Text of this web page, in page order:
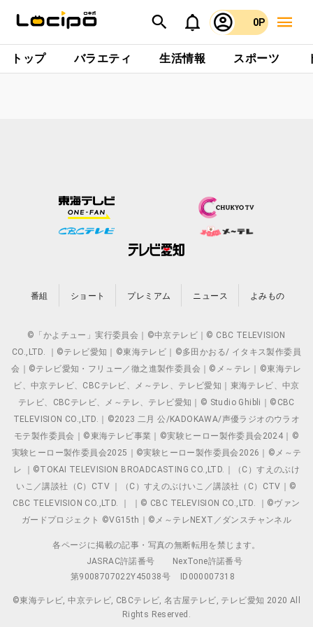
0P
トップ バラエティ 生活情報 スポーツ
番組 ショート プレミアム ニュース よみもの
©「かよチュー」実行委員会｜©中京テレビ｜© CBC TELEVISION
CO.,LTD. ｜©テレビ愛知｜©東海テレビ｜©多田かおる/ イタキス製作委員
会｜©テレビ愛知・フリュー／徹之進製作委員会｜©メ～テレ｜©東海テレ
ビ、中京テレビ、CBCテレビ、メ～テレ、テレビ愛知｜東海テレビ、中京
テレビ、CBCテレビ、メ～テレ、テレビ愛知｜© Studio Ghibli｜©CBC
TELEVISION CO.,LTD.｜©2023 二月 公/KADOKAWA/声優ラジオのウラオ
モテ製作委員会｜©東海テレビ事業｜©実験ヒーロー製作委員会2024｜©
実験ヒーロー製作委員会2025｜©実験ヒーロー製作委員会2026｜©メ～テ
レ ｜©TOKAI TELEVISION BROADCASTING CO.,LTD.｜（C）すえのぶけ
いこ／講談社（C）CTV ｜（C）すえのぶけいこ／講談社（C）CTV｜©
CBC TELEVISION CO.,LTD. ｜ ｜© CBC TELEVISION CO.,LTD. ｜©ヴァン
ガードプロジェクト ©VG15th｜©メ～テレNEXT／ダンスチャンネル
各ページに掲載の記事・写真の無断転用を禁じます。
JASRAC許諾番号
NexTone許諾番号
第9008707022Y45038号
ID000007318
©東海テレビ, 中京テレビ, CBCテレビ, 名古屋テレビ, テレビ愛知 2020 All
Rights Reserved.